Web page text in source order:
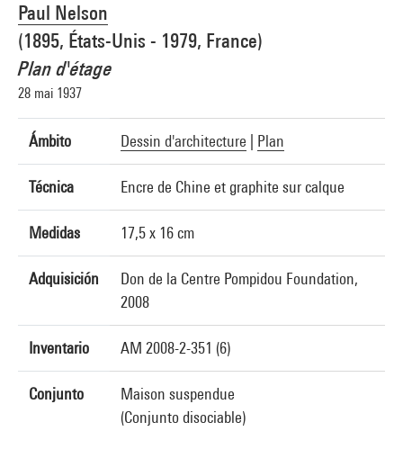
Paul Nelson
(1895, États-Unis - 1979, France)
Plan d'étage
28 mai 1937
Ámbito Dessin d'architecture Plan
Técnica Encre de Chine et graphite sur calque
Medidas 17,5 x 16 cm
Adquisición
Don de la Centre Pompidou Foundation,
2008
Inventario AM 2008-2-351 (6)
Conjunto
Maison suspendue
(Conjunto disociable)
Créditos fotográficos : Centre Pompidou, MNAM-CCI/Cecilia Laulanne/Dist.
GrandPalaisRmn
Referencia de la imagen : 4Y20075
Difusión de la imagen :